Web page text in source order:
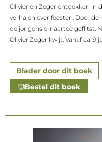
Olivier en Zeger ontdekken in
verhalen over feesten. Door
de jongens ernaartoe geflitst.
Olivier Zeger kwijt. Vanaf ca. 9
Blader door dit boek
Bestel dit boek